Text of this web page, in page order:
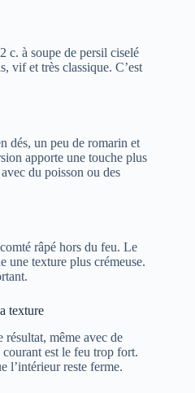
c. à soupe de persil ciselé
vif et très classique. C’est
dés, un peu de romarin et
apporte une touche plus
du poisson ou des
râpé hors du feu. Le
une texture plus crémeuse.
texture
résultat, même avec de
est le feu trop fort.
l’intérieur reste ferme.